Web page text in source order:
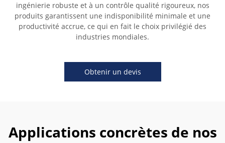
ingénierie robuste et à un contrôle qualité rigoureux, nos
produits garantissent une indisponibilité minimale et une
productivité accrue, ce qui en fait le choix privilégié des
industries mondiales.
Obtenir un devis
Applications concrètes de nos